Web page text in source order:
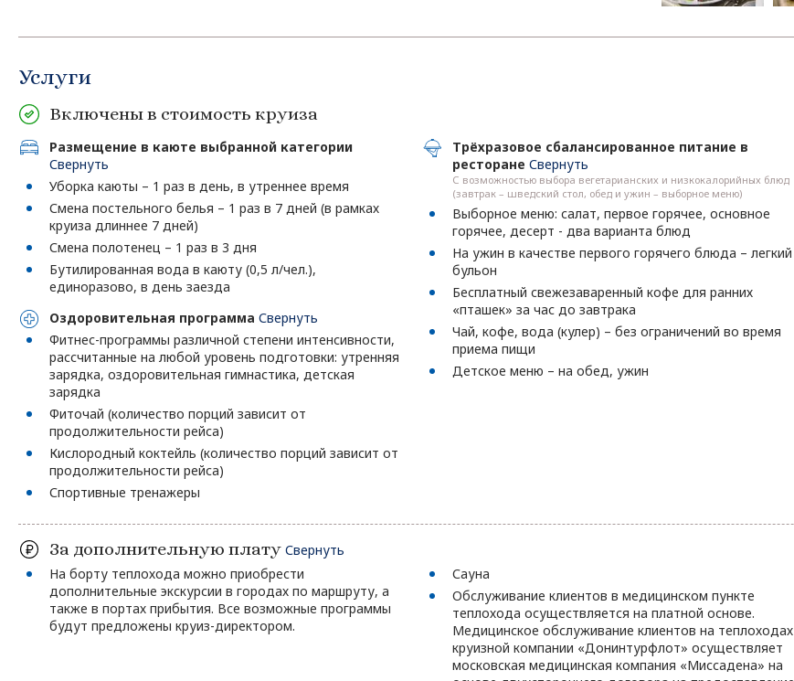
Услуги
Включены в стоимость круиза
Размещение в каюте выбранной категории
Свернуть
Уборка каюты – 1 раз в день, в утреннее время
Смена постельного белья – 1 раз в 7 дней (в рамках
круиза длиннее 7 дней)
Смена полотенец – 1 раз в 3 дня
Бутилированная вода в каюту (0,5 л/чел.),
единоразово, в день заезда
Оздоровительная программа Свернуть
Фитнес-программы различной степени интенсивности,
рассчитанные на любой уровень подготовки: утренняя
зарядка, оздоровительная гимнастика, детская
зарядка
Фиточай (количество порций зависит от
продолжительности рейса)
Кислородный коктейль (количество порций зависит от
продолжительности рейса)
Спортивные тренажеры
Трёхразовое сбалансированное питание в
ресторанеСвернуть
С возможностью выбора вегетарианских и низкокалорийных блюд
(завтрак – шведский стол, обед и ужин – выборное меню)
Выборное меню: салат, первое горячее, основное
горячее, десерт - два варианта блюд
На ужин в качестве первого горячего блюда – легкий
бульон
Бесплатный свежезаваренный кофе для ранних
«пташек» за час до завтрака
Чай, кофе, вода (кулер) – без ограничений во время
приема пищи
Детское меню – на обед, ужин
За дополнительную плату Свернуть
На борту теплохода можно приобрести
дополнительные экскурсии в городах по маршруту, а
также в портах прибытия. Все возможные программы
будут предложены круиз-директором.
Сауна
Обслуживание клиентов в медицинском пункте
теплохода осуществляется на платной основе.
Медицинское обслуживание клиентов на теплоходах
круизной компании «Донинтурфлот» осуществляет
московская медицинская компания «Миссадена» на